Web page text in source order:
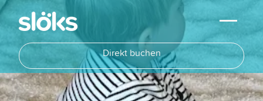
Direkt buchen